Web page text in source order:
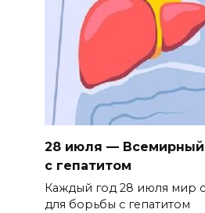
28 июля —
с гепатитом
Каждый год 28 июля мир
для борьбы с гепатитом